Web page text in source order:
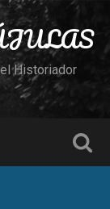
Historiador